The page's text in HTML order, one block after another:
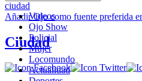
Videos
Ojo Show
Policial
Mujer
Locomundo
Actualidad
ciudad
AñadirOjocomo fuente preferida
Ciudad